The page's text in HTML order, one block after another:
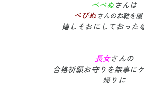
べべぬ さんは
べびぬ さんのお靴を
嬉しそおにしておっ
長女さんの
合格祈願お守りを無事に
帰りに